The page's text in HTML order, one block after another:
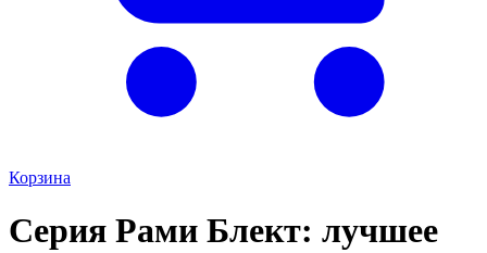
Корзина
Серия Рами Блект: лучшее